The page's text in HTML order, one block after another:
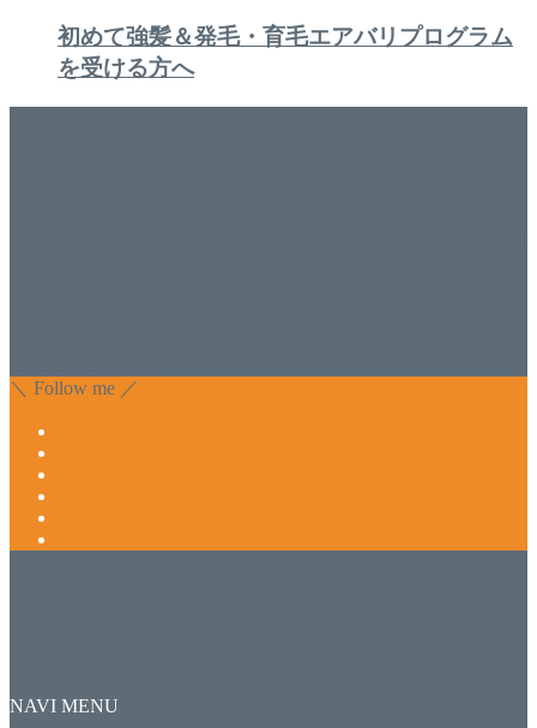
初めて強髪＆発毛・育毛エアバリプログラム
を受ける方へ
＼ Follow me ／
NAVI MENU